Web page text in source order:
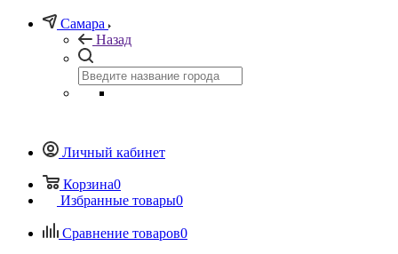
Самара
Назад
Личный кабинет
Корзина0
Избранные товары0
Сравнение товаров0